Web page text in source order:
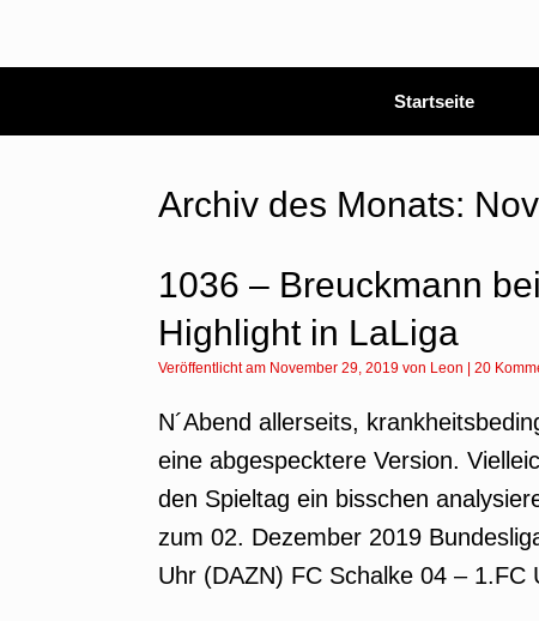
Startseite
Archiv des Monats:
1036 – Breuckmann
Highlight in LaLiga
Veröffentlicht am November 29, 2019 von Leon 20
N´Abend allerseits,
eine abgespecktere Version.
den Spieltag ein bisschen
zum 02. Dezember 2019
Uhr (DAZN) FC Schalke 04 –